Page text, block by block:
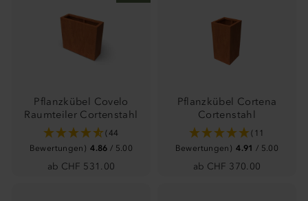
Pflanzkübel Covelo
Raumteiler Cortenstahl
(44
Bewertungen) 4.86 / 5.00
ab CHF 531.00
Pflanzkübel Cortena
Cortenstahl
(11
Bewertungen) 4.91 / 5.00
ab CHF 370.00